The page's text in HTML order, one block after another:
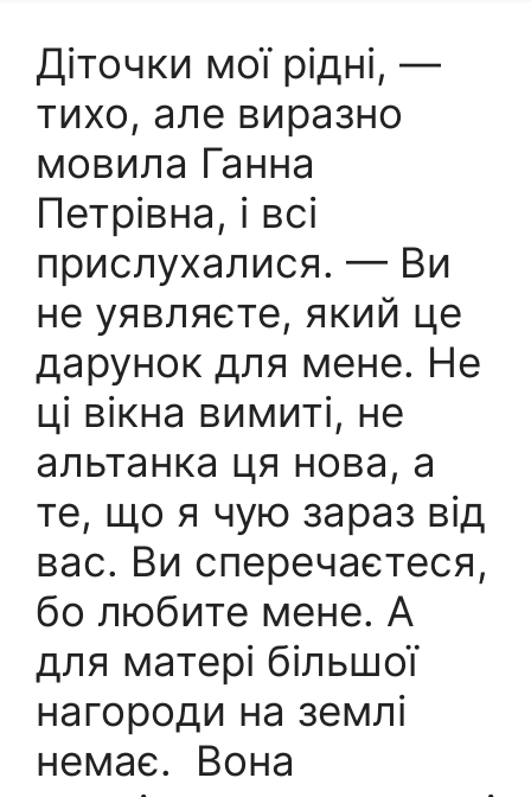
Діточки мої рідні, —
тихо, але виразно
мовила Ганна
Петрівна, і всі
прислухалися. — Ви
не уявляєте, який це
дарунок для мене. Не
ці вікна вимиті, не
альтанка ця нова, а
те, що я чую зараз від
вас. Ви сперечаєтеся,
бо любите мене. А
для матері більшої
нагороди на землі
немає. Вона